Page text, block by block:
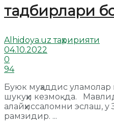
тадбирлари
Alhidoya.uz таҳририяти
04.10.2022
0
94
Буюк муҳаддис
шукуҳи кезмоқда.
алайҳиссаломни эслаш, у
рамзидир. ...